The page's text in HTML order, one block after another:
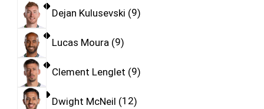
Dejan Kulusevski 9
Lucas Moura 9
Clement Lenglet 9
Dwight McNeil 12